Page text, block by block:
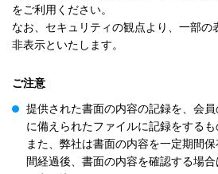
をご利用ください。
なお、セキュリティの観点より、一部の
非表示といたします。
ご注意
提供された書面の内容の記録を、会
に備えられたファイルに記録をするも
また、弊社は書面の内容を一定期間
間経過後、書面の内容を確認する場